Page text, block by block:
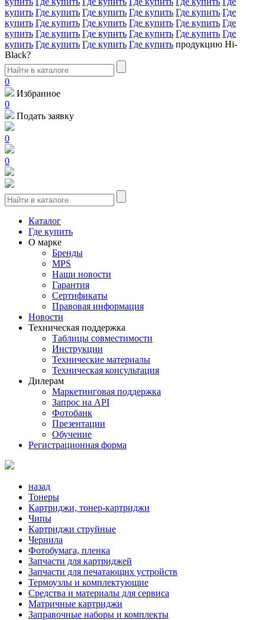
купить Где купить Где купить Где купить Где купить Где
купить Где купить Где купить Где купить Где купить Где
купить Где купить Где купить Где купить Где купить Где
купить Где купить Где купить Где купить продукцию Hi-
Black?
0
Избранное
0
Подать заявку
0
0
Каталог
Где купить
О марке
Бренды
MPS
Наши новости
Гарантия
Сертификаты
Правовая информация
Новости
Техническая поддержка
Таблицы совместимости
Инструкции
Технические материалы
Техническая консультация
Дилерам
Маркетинговая поддержка
Запрос на API
Фотобанк
Презентации
Обучение
Регистрационная форма
назад
Тонеры
Картриджи, тонер-картриджи
Чипы
Картриджи струйные
Чернила
Фотобумага, пленка
Запчасти для картриджей
Запчасти для печатающих устройств
Термоузлы и комплектующие
Средства и материалы для сервиса
Матричные картриджи
Заправочные наборы и комплекты